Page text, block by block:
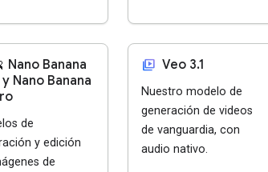
Nano Banana
y Nano Banana
de
y edición
de
video_library Veo 3.1
Nuestro modelo de
generación de videos
de vanguardia, con
audio nativo.